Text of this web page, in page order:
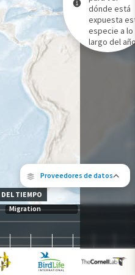
Proveedores de datos
Los siguientes socios contribuyeron
de especies por estación
Gama de verano
Rango de invierno
Rango a lo largo del año
dónde está
expuesta
especie a lo
largo del
Migration
DEL TIEMPO